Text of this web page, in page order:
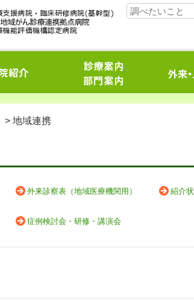
> 地域連携
外来診察表（地域医療機関用） 紹介状
症例検討会・研修・講演会